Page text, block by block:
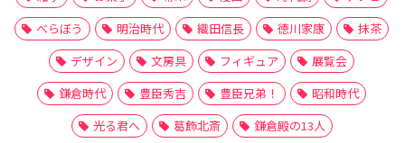
べらぼう
明治時代 織田信長 徳川家康
抹茶
デザイン
文房具 フィギュア
展覧会
鎌倉時代
豊臣秀吉 豊臣兄弟！
昭和時代
光る君へ
葛飾北斎 鎌倉殿の13人